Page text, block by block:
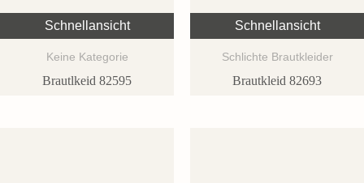
Schnellansicht
Keine Kategorie
Brautlkeid 82595
Schnellansicht
Schlichte Brautkleider
Brautkleid 82693